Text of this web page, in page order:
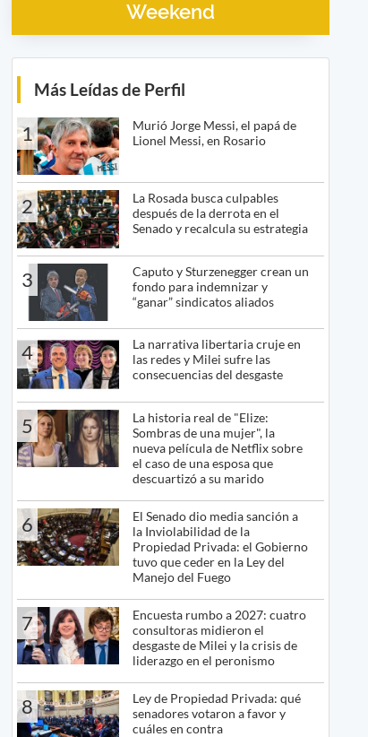
Weekend
Más Leídas de Perfil
1
Murió Jorge Messi, el papá de
Lionel Messi, en Rosario
2
La Rosada busca culpables
después de la derrota en el
Senado y recalcula su estrategia
3
Caputo y Sturzenegger crean un
fondo para indemnizar y
“ganar” sindicatos aliados
4
La narrativa libertaria cruje en
las redes y Milei sufre las
consecuencias del desgaste
5
La historia real de "Elize:
Sombras de una mujer", la
nueva película de Netflix sobre
el caso de una esposa que
descuartizó a su marido
6
El Senado dio media sanción a
la Inviolabilidad de la
Propiedad Privada: el Gobierno
tuvo que ceder en la Ley del
Manejo del Fuego
7
Encuesta rumbo a 2027: cuatro
consultoras midieron el
desgaste de Milei y la crisis de
liderazgo en el peronismo
8
Ley de Propiedad Privada: qué
senadores votaron a favor y
cuáles en contra